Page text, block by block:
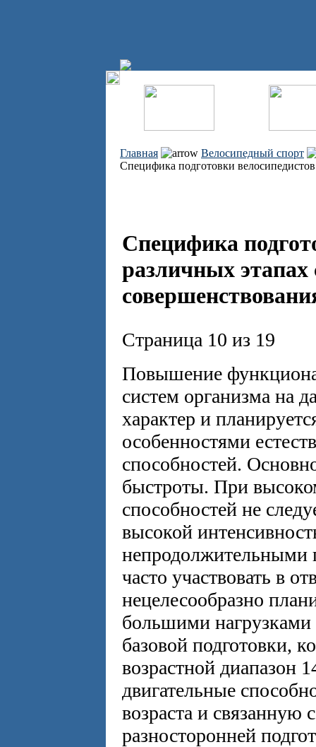
Главная
Велосипедный спорт
Специфика подготовки
Специфика
различных этапах
Страница 10 из 19
Повышение
систем организма на
характер и
особенностями
способностей.
быстроты. При
способностей не
высокой
непродолжительными
часто участвовать в
нецелесообразно
большими нагрузками
базовой подготовки,
возрастной диапазон
двигательные
возраста и связанную
разносторонней